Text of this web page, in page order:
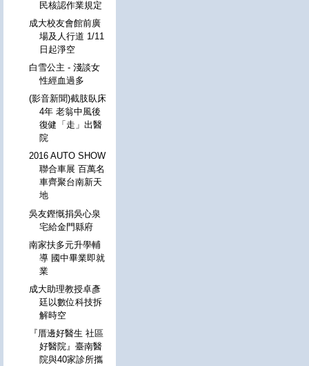
民核認作業規定
成大校友會館前廣
場及人行道 1/11
日起淨空
白雪公主 - 淺談女
性經血過多
(影音新聞)截肢臥床
4年 老翁中風後
復健「走」出醫
院
2016 AUTO SHOW
聯合車展 百萬名
車齊聚台南新天
地
吳友鏗慨捐吳心泉
宅給金門縣府
南家扶多元升學輔
導 國中畢業即就
業
成大助理教授卓彥
廷以數位科技拆
解時空
『厝邊好醫生 社區
好醫院』臺南醫
院與40家診所攜